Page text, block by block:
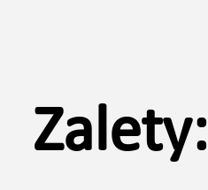
Zalety: